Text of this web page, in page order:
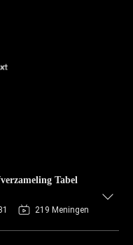
Tabel
219 Meningen